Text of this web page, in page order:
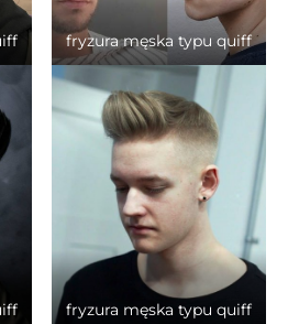
fryzura męska typu quiff
fryzura męska typu quiff